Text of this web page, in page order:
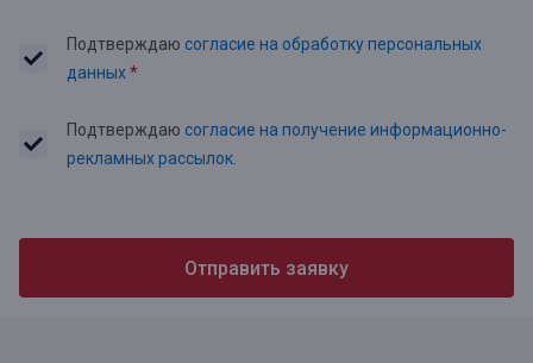
Подтверждаю согласие на обработку персональных
данных*
Подтверждаю согласие на получение информационно-
рекламных рассылок.
Отправить заявку